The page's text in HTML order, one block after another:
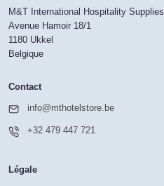
M&T International Hospitality Supplies
Avenue Hamoir 18/1
1180 Ukkel
Belgique
Contact
info@mthotelstore.be
+32 479 447 721
Légale